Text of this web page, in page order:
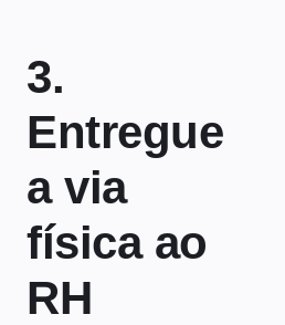
3.
Entregue
a via
física ao
RH